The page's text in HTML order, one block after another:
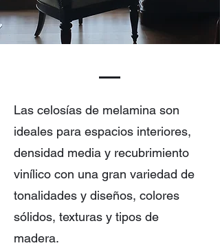
Las celosías de melamina son
ideales para espacios interiores,
densidad media y recubrimiento
vinílico con una gran variedad de
tonalidades y diseños, colores
sólidos, texturas y tipos de
madera.